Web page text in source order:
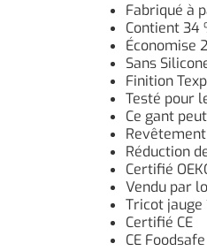
Fabriqué à
Contient 34
Économise
Sans
Finition
Testé pour
Ce gant
Réduction
Certifié
Vendu par
Tricot
Certifié CE
CE Foodsafe